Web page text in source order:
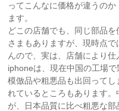
ってこんなに価格が違うの
ます。
どこの店舗でも、同じ部品
さまもありますが、現時点
んので、実は、店舗により仕
iphoneは、現在中国の工場で
模倣品や粗悪品も出回って
れているところもあります
が、日本品質に比べ粗悪な